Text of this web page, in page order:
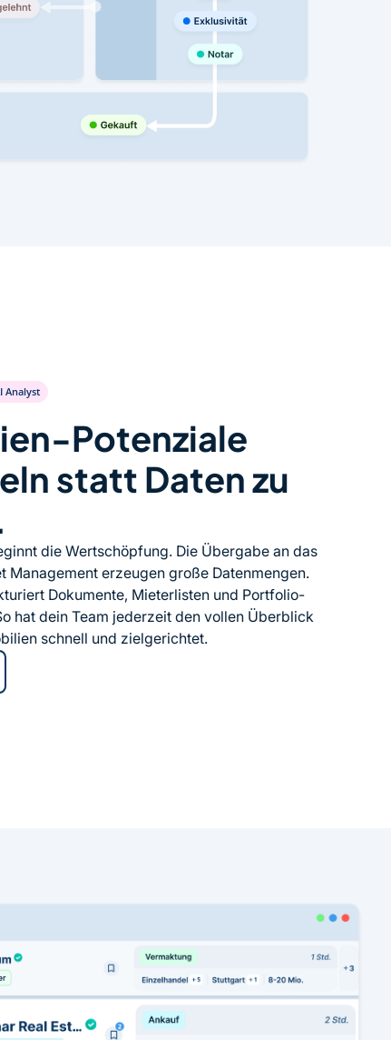
Analyst
Potenziale
statt Daten zu
die Wertschöpfung. Die Übergabe an das
Management erzeugen große Datenmengen.
Dokumente, Mieterlisten und Portfolio-
hat dein Team jederzeit den vollen Überblick
schnell und zielgerichtet.